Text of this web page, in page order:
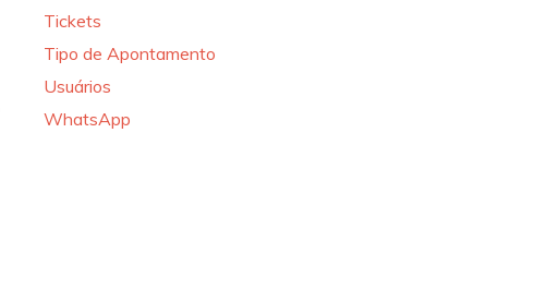
Tickets
Tipo de Apontamento
Usuários
WhatsApp